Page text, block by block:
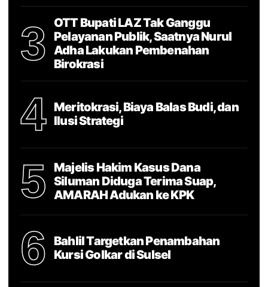
3
OTT Bupati LAZ Tak Ganggu
Pelayanan Publik, Saatnya Nurul
Adha Lakukan Pembenahan
Birokrasi
4
Meritokrasi, Biaya Balas Budi, dan
Ilusi Strategi
5
Majelis Hakim Kasus Dana
Siluman Diduga Terima Suap,
AMARAH Adukan ke KPK
6
Bahlil Targetkan Penambahan
Kursi Golkar di Sulsel